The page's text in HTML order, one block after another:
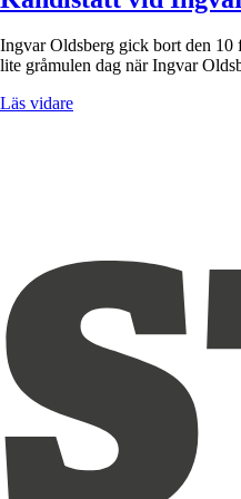
Ingvar Oldsberg gick bort den 10
lite gråmulen dag när Ingvar
Läs vidare